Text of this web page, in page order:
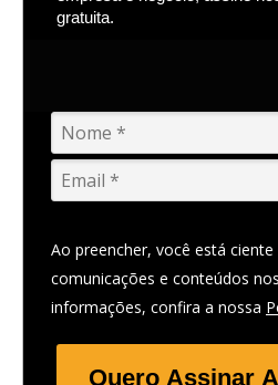
gratuita.
Ao preencher, você está
comunicações e conteúdos
informações, confira a nossa
Quero Assinar